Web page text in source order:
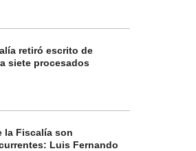
retiró escrito de
siete procesados
la Fiscalía son
Luis Fernando